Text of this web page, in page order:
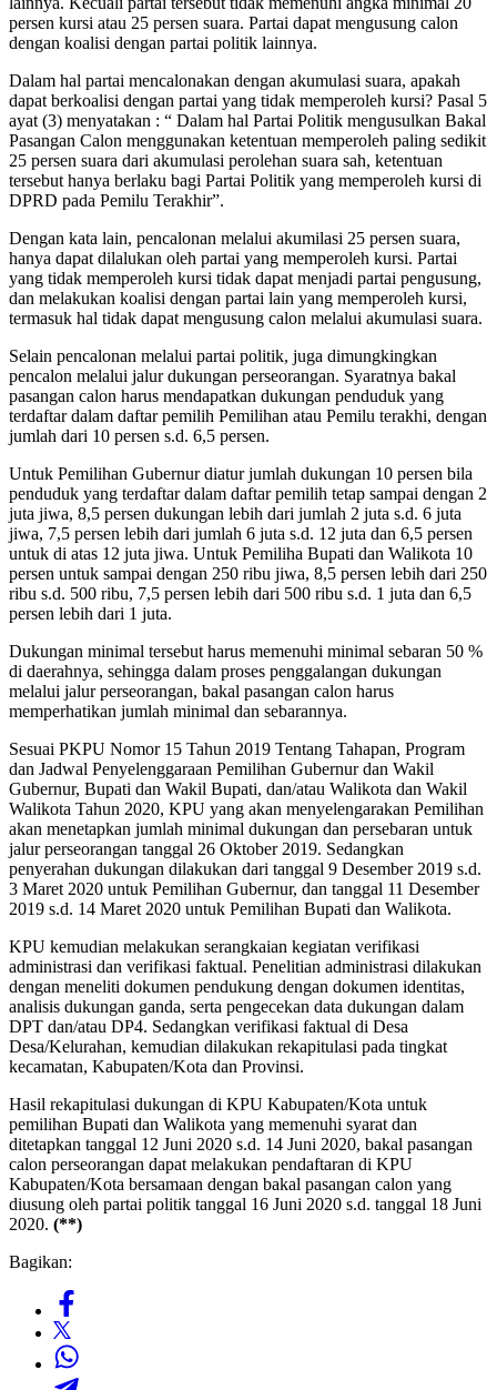
persen kursi atau 25 persen suara. Partai dapat mengusung calon
dengan koalisi dengan partai politik lainnya.
Dalam hal partai mencalonakan dengan akumulasi suara, apakah
dapat berkoalisi dengan partai yang tidak memperoleh kursi? Pasal 5
ayat (3) menyatakan : “ Dalam hal Partai Politik mengusulkan Bakal
Pasangan Calon menggunakan ketentuan memperoleh paling sedikit
25 persen suara dari akumulasi perolehan suara sah, ketentuan
tersebut hanya berlaku bagi Partai Politik yang memperoleh kursi di
DPRD pada Pemilu Terakhir”.
Dengan kata lain, pencalonan melalui akumilasi 25 persen suara,
hanya dapat dilalukan oleh partai yang memperoleh kursi. Partai
yang tidak memperoleh kursi tidak dapat menjadi partai pengusung,
dan melakukan koalisi dengan partai lain yang memperoleh kursi,
termasuk hal tidak dapat mengusung calon melalui akumulasi suara.
Selain pencalonan melalui partai politik, juga dimungkingkan
pencalon melalui jalur dukungan perseorangan. Syaratnya bakal
pasangan calon harus mendapatkan dukungan penduduk yang
terdaftar dalam daftar pemilih Pemilihan atau Pemilu terakhi, dengan
jumlah dari 10 persen s.d. 6,5 persen.
Untuk Pemilihan Gubernur diatur jumlah dukungan 10 persen bila
penduduk yang terdaftar dalam daftar pemilih tetap sampai dengan 2
juta jiwa, 8,5 persen dukungan lebih dari jumlah 2 juta s.d. 6 juta
jiwa, 7,5 persen lebih dari jumlah 6 juta s.d. 12 juta dan 6,5 persen
untuk di atas 12 juta jiwa. Untuk Pemiliha Bupati dan Walikota 10
persen untuk sampai dengan 250 ribu jiwa, 8,5 persen lebih dari 250
ribu s.d. 500 ribu, 7,5 persen lebih dari 500 ribu s.d. 1 juta dan 6,5
persen lebih dari 1 juta.
Dukungan minimal tersebut harus memenuhi minimal sebaran 50 %
di daerahnya, sehingga dalam proses penggalangan dukungan
melalui jalur perseorangan, bakal pasangan calon harus
memperhatikan jumlah minimal dan sebarannya.
Sesuai PKPU Nomor 15 Tahun 2019 Tentang Tahapan, Program
dan Jadwal Penyelenggaraan Pemilihan Gubernur dan Wakil
Gubernur, Bupati dan Wakil Bupati, dan/atau Walikota dan Wakil
Walikota Tahun 2020, KPU yang akan menyelengarakan Pemilihan
akan menetapkan jumlah minimal dukungan dan persebaran untuk
jalur perseorangan tanggal 26 Oktober 2019. Sedangkan
penyerahan dukungan dilakukan dari tanggal 9 Desember 2019 s.d.
3 Maret 2020 untuk Pemilihan Gubernur, dan tanggal 11 Desember
2019 s.d. 14 Maret 2020 untuk Pemilihan Bupati dan Walikota.
KPU kemudian melakukan serangkaian kegiatan verifikasi
administrasi dan verifikasi faktual. Penelitian administrasi dilakukan
dengan meneliti dokumen pendukung dengan dokumen identitas,
analisis dukungan ganda, serta pengecekan data dukungan dalam
DPT dan/atau DP4. Sedangkan verifikasi faktual di Desa
Desa/Kelurahan, kemudian dilakukan rekapitulasi pada tingkat
kecamatan, Kabupaten/Kota dan Provinsi.
Hasil rekapitulasi dukungan di KPU Kabupaten/Kota untuk
pemilihan Bupati dan Walikota yang memenuhi syarat dan
ditetapkan tanggal 12 Juni 2020 s.d. 14 Juni 2020, bakal pasangan
calon perseorangan dapat melakukan pendaftaran di KPU
Kabupaten/Kota bersamaan dengan bakal pasangan calon yang
diusung oleh partai politik tanggal 16 Juni 2020 s.d. tanggal 18 Juni
2020. (**)
Bagikan: